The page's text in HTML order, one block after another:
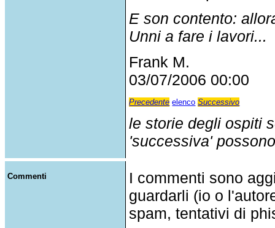
E son contento:
Unni a fare i lavori...
Frank M.
03/07/2006 00:00
Precedente elenco Successivo
le storie degli ospiti
'successiva'
Commenti
I commenti sono
guardarli (io o
spam, tentativi di